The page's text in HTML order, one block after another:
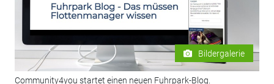
Bildergalerie
Community4you startet einen neuen Fuhrpark-Blog.